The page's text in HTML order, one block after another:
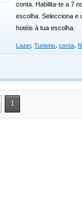
conta. Habilita-te a 7
escolha. Selecciona e
hotéis à tua escolha.
Lazer,Turismo ,conta ,
1